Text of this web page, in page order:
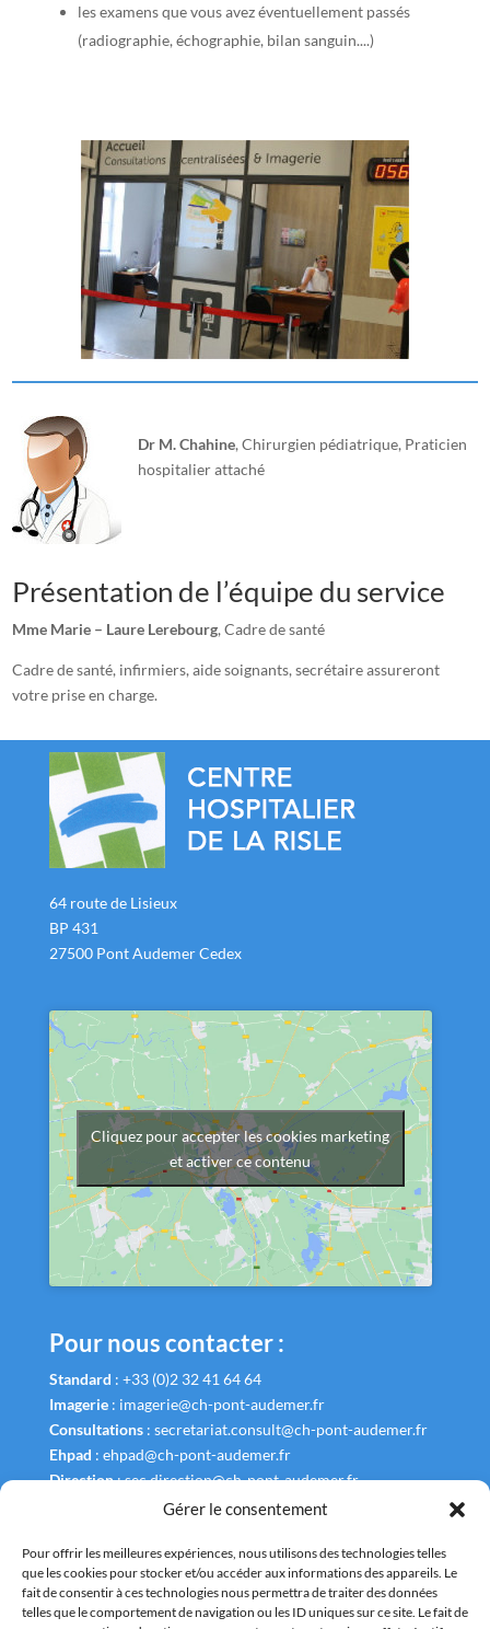
Gérer le consentement
Pour offrir les meilleures expériences, nous utilisons des technologies telles
que les cookies pour stocker et/ou accéder aux informations des appareils. Le
fait de consentir à ces technologies nous permettra de traiter des données
telles que le comportement de navigation ou les ID uniques sur ce site. Le fait de
les examens que vous avez éventuellement passés
(radiographie, échographie, bilan sanguin....)
Dr M. Chahine, Chirurgien pédiatrique, Praticien
hospitalier attaché
Présentation de l’équipe du service
Mme Marie – Laure Lerebourg, Cadre de santé
Cadre de santé, infirmiers, aide soignants, secrétaire assureront
votre prise en charge.
64 route de Lisieux
BP 431
27500 Pont Audemer Cedex
Cliquez pour accepter les cookies marketing
et activer ce contenu
Pour nous contacter :
Standard : +33 (0)2 32 41 64 64
Imagerie: imagerie@ch-pont-audemer.fr
Consultations: secretariat.consult@ch-pont-audemer.fr
Ehpad : ehpad@ch-pont-audemer.fr
Direction:sec.direction@ch-pont-audemer.fr
Liens Utiles